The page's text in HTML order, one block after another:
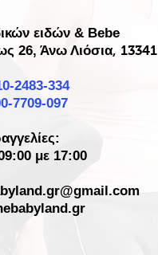
ειδών & Bebe
26, Άνω Λιόσια, 13341
2483-334
7709-097
με 17:00